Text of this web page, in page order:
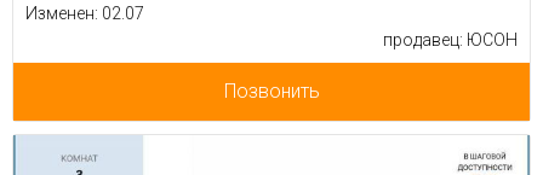
Изменен: 02.07
продавец: ЮСОН
Позвонить